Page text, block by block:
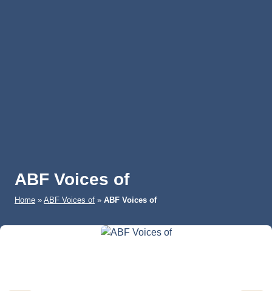
ABF Voices of
Home » ABF Voices of » ABF Voices of